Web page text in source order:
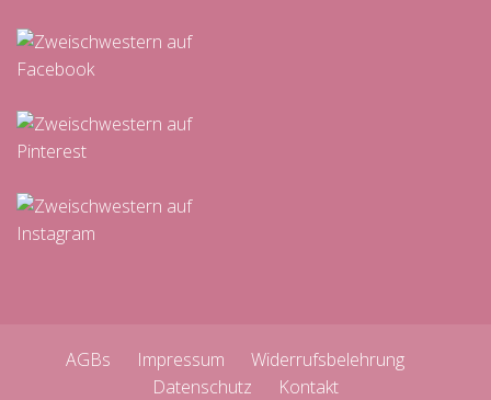
AGBs Impressum
Widerrufsbelehrung
Datenschutz
Kontakt